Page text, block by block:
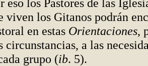
eso los Pastores de las
viven los Gitanos podrán
en estas Orientaciones,
circunstancias, a las
grupo (ib. 5).